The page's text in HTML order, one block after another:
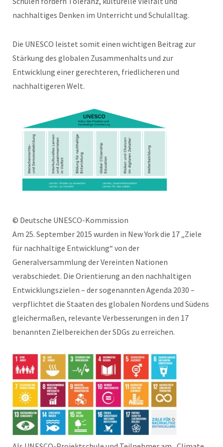
nachhaltiges Denken im Unterricht und Schulalltag.
Die UNESCO leistet somit einen wichtigen Beitrag zur
Stärkung des globalen Zusammenhalts und zur
Entwicklung einer gerechteren, friedlicheren und
nachhaltigeren Welt.
© Deutsche UNESCO-Kommission
Am 25. September 2015 wurden in New York die 17 „Ziele
für nachhaltige Entwicklung“ von der
Generalversammlung der Vereinten Nationen
verabschiedet. Die Orientierung an den nachhaltigen
Entwicklungszielen – der sogenannten Agenda 2030 –
verpflichtet die Staaten des globalen Nordens und Südens
gleichermaßen, relevante Verbesserungen in den 17
benannten Zielbereichen der SDGs zu erreichen.